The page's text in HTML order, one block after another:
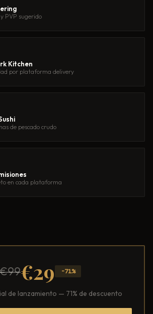
PVP sugerido
Kitchen
por plataforma delivery
de pescado crudo
en cada plataforma
€99€29 -71%
de lanzamiento — 71% de descuento